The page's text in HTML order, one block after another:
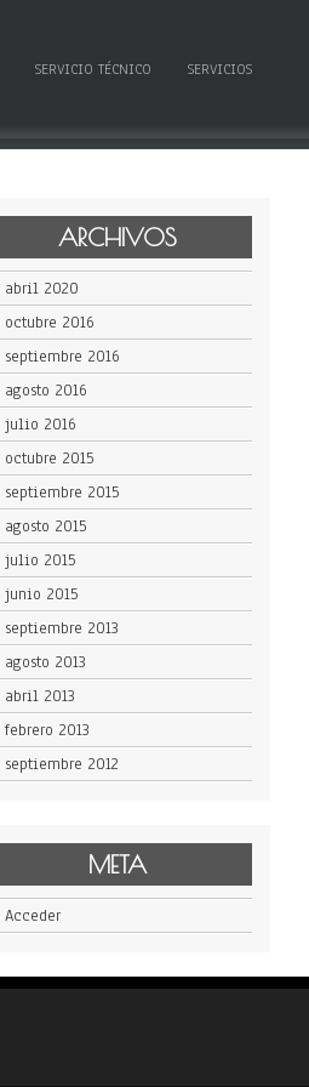
SERVICIO TÉCNICO SERVICIOS
ARCHIVOS
abril 2020
octubre 2016
septiembre 2016
agosto 2016
julio 2016
octubre 2015
septiembre 2015
agosto 2015
julio 2015
junio 2015
septiembre 2013
agosto 2013
abril 2013
febrero 2013
septiembre 2012
META
Acceder